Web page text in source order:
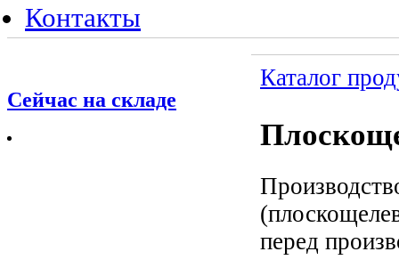
Контакты
Сейчас на складе
Каталог
перед